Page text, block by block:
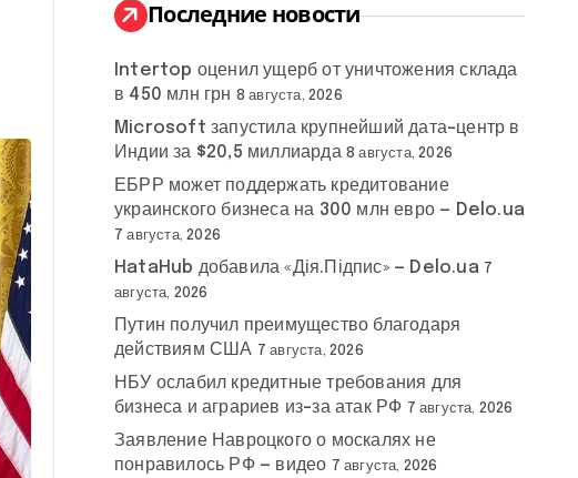
:
Последние новости
Intertop оценил ущерб от уничтожения склада
в 450 млн грн 8 августа, 2026
Microsoft запустила крупнейший дата-центр в
Индии за $20,5 миллиарда 8 августа, 2026
ЕБРР может поддержать кредитование
украинского бизнеса на 300 млн евро — Delo.ua
7 августа, 2026
HataHub добавила «Дія.Підпис» — Delo.ua 7
августа, 2026
Путин получил преимущество благодаря
действиям США 7 августа, 2026
НБУ ослабил кредитные требования для
бизнеса и аграриев из-за атак РФ 7 августа, 2026
Заявление Навроцкого о москалях не
понравилось РФ — видео 7 августа, 2026